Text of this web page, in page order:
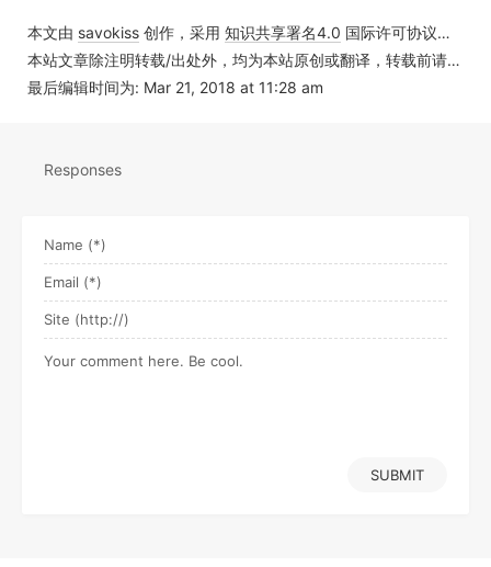
本文由 savokiss 创作，采用 知识共享署名4.0 国际许可协议进行许可
本站文章除注明转载/出处外，均为本站原创或翻译，转载前请务必署名
最后编辑时间为: Mar 21, 2018 at 11:28 am
Responses
SUBMIT